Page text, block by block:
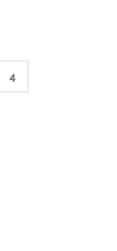
4